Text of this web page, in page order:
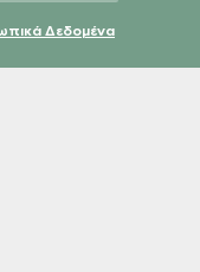
Δεδομένα